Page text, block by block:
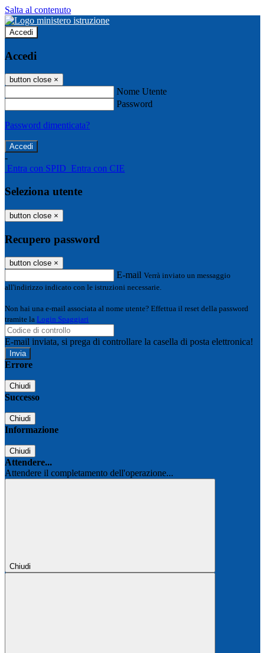
Salta al contenuto
Accedi
Accedi
button close ×
Nome Utente
Password
Password dimenticata?
-
Entra con SPID Entra con CIE
Seleziona utente
button close ×
Recupero password
button close ×
E-mail Verrà inviato un messaggio
all'indirizzo indicato con le istruzioni necessarie.
Non hai una e-mail associata al nome utente? Effettua il reset della password
tramite la Login Spaggiari
E-mail inviata, si prega di controllare la casella di posta elettronica!
Errore
Chiudi
Successo
Chiudi
Informazione
Chiudi
Attendere...
Attendere il completamento dell'operazione...
Chiudi